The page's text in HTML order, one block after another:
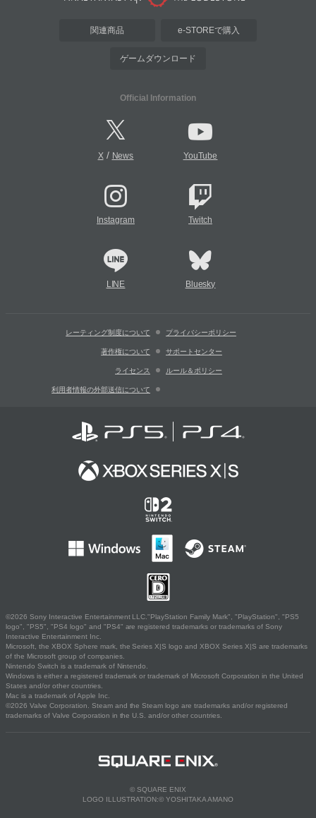
関連商品 e-STOREで購入
ゲームダウンロード
Official Information
X/ News YouTube
Instagram Twitch
LINE Bluesky
レーティング制度について プライバシーポリシー
著作権について サポートセンター
ライセンス ルール＆ポリシー
利用者情報の外部送信について
©2026 Sony Interactive Entertainment LLC."PlayStation Family Mark", "PlayStation", "PS5
logo", "PS5", "PS4 logo" and "PS4" are registered trademarks or trademarks of Sony
Interactive Entertainment Inc.
Microsoft, the XBOX Sphere mark, the Series X|S logo and XBOX Series X|S are trademarks
of the Microsoft group of companies.
Nintendo Switch is a trademark of Nintendo.
Windows is either a registered trademark or trademark of Microsoft Corporation in the United
States and/or other countries.
Mac is a trademark of Apple Inc.
©2026 Valve Corporation. Steam and the Steam logo are trademarks and/or registered
trademarks of Valve Corporation in the U.S. and/or other countries.
© SQUARE ENIX
LOGO ILLUSTRATION:© YOSHITAKA AMANO